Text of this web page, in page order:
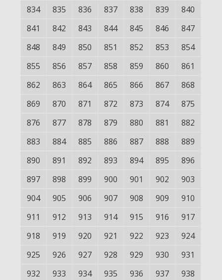
834 835 836 837 838 839
840
841
842 843 844 845 846
847
848
849 850 851 852 853
854
855
856 857 858 859 860
861
862
863 864 865 866 867
868
869
870 871 872 873 874
875
876
877 878 879 880 881
882
883
884 885 886 887 888
889
890
891 892 893 894 895
896
897
898 899 900 901 902
903
904
905 906 907 908 909
910
911
912 913 914 915 916
917
918
919 920 921 922 923
924
925
926 927 928 929 930
931
932
933 934 935 936 937
938